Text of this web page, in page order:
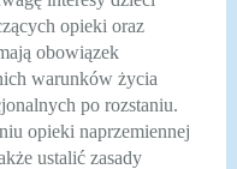
opieki oraz
obowiązek
warunków życia
po rozstaniu.
opieki naprzemiennej
ustalić zasady